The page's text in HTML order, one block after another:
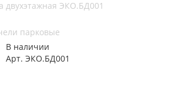
двухэтажная ЭКО.БД001
В наличии
Арт. ЭКО.БД001